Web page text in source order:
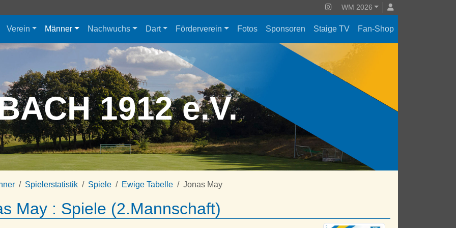
WM 2026
Verein Männer Nachwuchs Dart Förderverein Fotos Sponsoren Staige TV Fan-Shop
1912 e.V.
Spielerstatistik Spiele Ewige Tabelle Jonas May
May : Spiele (2.Mannschaft)